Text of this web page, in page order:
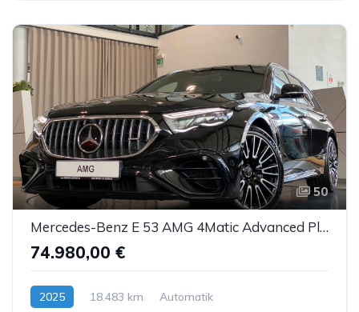
50
Mercedes-Benz E 53 AMG 4Matic Advanced Plus NightP DTR AHK 20"
74.980,00 €
2025 18.483 km
Automatik